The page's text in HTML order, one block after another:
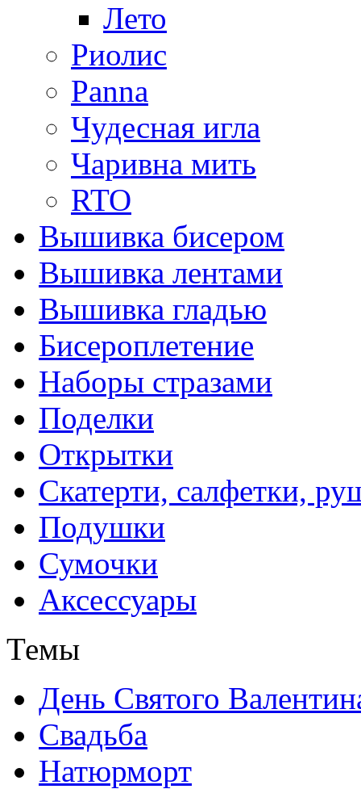
Лето
Риолис
Panna
Чудесная игла
Чаривна мить
RTO
Вышивка бисером
Вышивка лентами
Вышивка гладью
Бисероплетение
Наборы стразами
Поделки
Открытки
Скатерти, салфетки,
Подушки
Сумочки
Аксессуары
Темы
День Святого
Свадьба
Натюрморт